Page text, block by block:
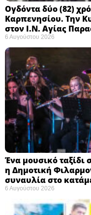
Ογδόντα δύο (82)
Καρπενησίου. Την
στον Ι.Ν. Αγίας
6 Αυγούστου 2026
Ένα μουσικό ταξίδι
η Δημοτική
συναυλία στο
6 Αυγούστου 2026